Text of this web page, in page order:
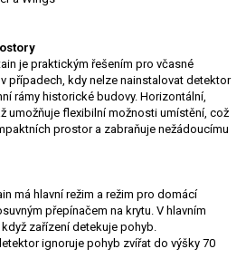
je praktickým řešením pro včasné
případech, kdy nelze nainstalovat detektor
rámy historické budovy. Horizontální,
umožňuje flexibilní možnosti umístění, což
prostor a zabraňuje nežádoucímu
má hlavní režim a režim pro domácí
přepínačem na krytu. V hlavním
zařízení detekuje pohyb.
ignoruje pohyb zvířat do výšky 70